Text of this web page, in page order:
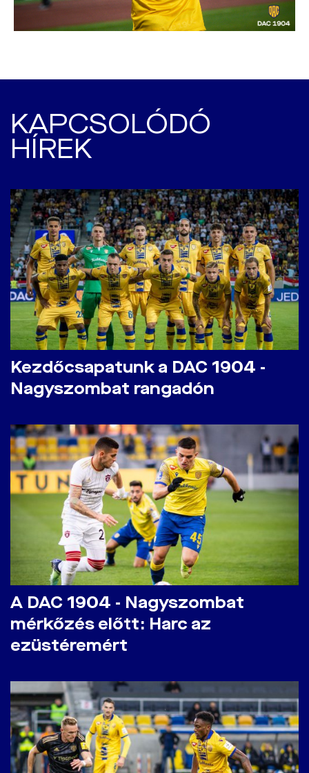
KAPCSOLÓDÓ
HÍREK
Kezdőcsapatunk a DAC 1904 -
Nagyszombat rangadón
A DAC 1904 - Nagyszombat
mérkőzés előtt: Harc az
ezüstéremért